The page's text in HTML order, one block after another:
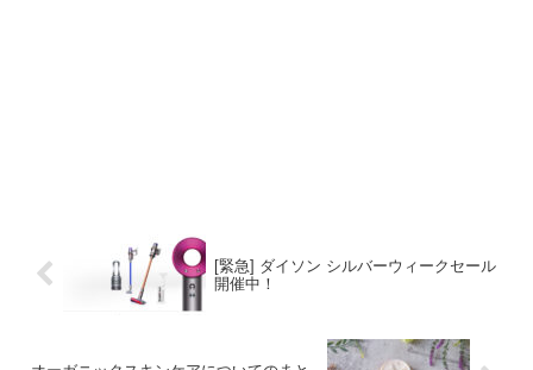
[緊急] ダイソン シルバーウィークセール
開催中！